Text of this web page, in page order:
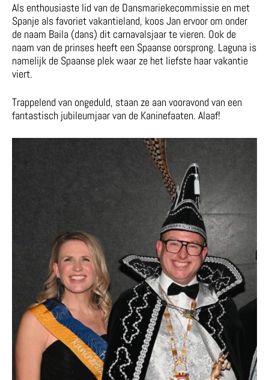
Als enthousiaste lid van de Dansmariekecommissie en met
Spanje als favoriet vakantieland, koos Jan ervoor om onder
de naam Baila (dans) dit carnavalsjaar te vieren. Ook de
naam van de prinses heeft een Spaanse oorsprong. Laguna is
namelijk de Spaanse plek waar ze het liefste haar vakantie
viert.
Trappelend van ongeduld, staan ze aan vooravond van een
fantastisch jubileumjaar van de Kaninefaaten. Alaaf!